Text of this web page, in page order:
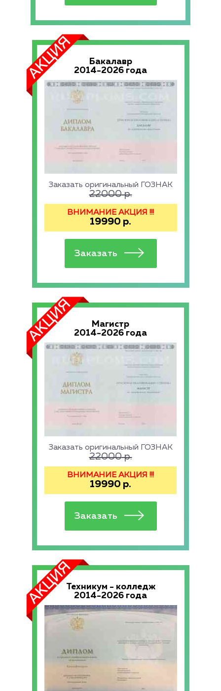
Бакалавр
2014-2026 года
Заказать оригинальный ГОЗНАК
22000р.
ВНИМАНИЕ АКЦИЯ !!!
19990 р.
Магистр
2014-2026 года
Заказать оригинальный ГОЗНАК
22000р.
ВНИМАНИЕ АКЦИЯ !!!
19990 р.
Техникум - колледж
2014-2026 года